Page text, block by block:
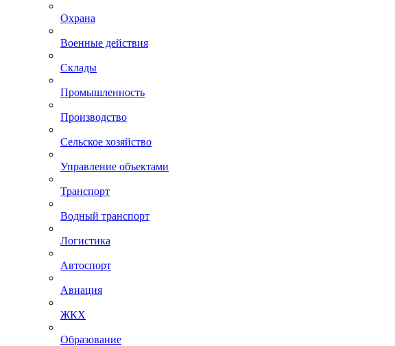
Охрана
Военные действия
Склады
Промышленность
Производство
Сельское хозяйство
Управление объектами
Транспорт
Водный транспорт
Логистика
Автоспорт
Авиация
ЖКХ
Образование